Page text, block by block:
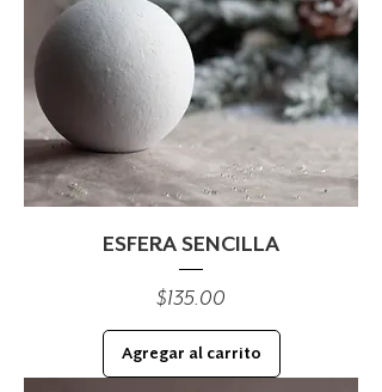
ESFERA SENCILLA
Precio
$135.00
Agregar al carrito